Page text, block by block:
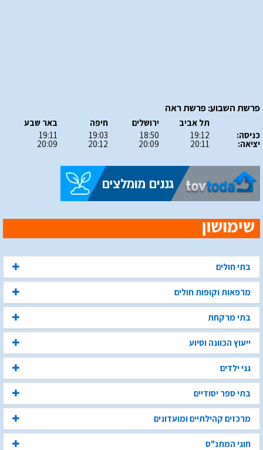
פרשת השבוע: פרשת ראה
כניסה:
יציאה:
תל אביב
19:12
20:11
ירושלים
18:50
20:09
חיפה
19:03
20:12
באר שבע
19:11
20:09
בתי חולים
מרפאות וקופות חולים
בתי מרקחת
ייעוץ הכוונה וסיוע
גני ילדים
בתי ספר יסודיים
מרכזים קהילתיים ומועדונים
חוגי המתנ"ס